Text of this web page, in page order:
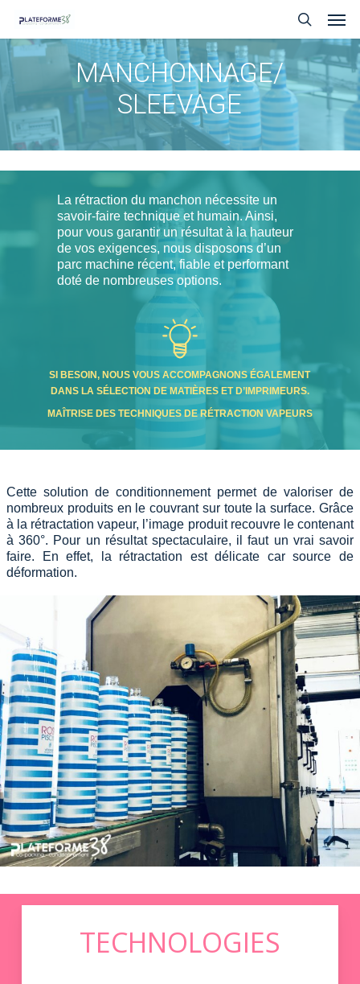
main
content
search
MANCHONNAGE/
SLEEVAGE
La rétraction du manchon nécessite un
savoir-faire technique et humain. Ainsi,
pour vous garantir un résultat à la hauteur
de vos exigences, nous disposons d’un
parc machine récent, fiable et performant
doté de nombreuses options.
SI BESOIN, NOUS VOUS ACCOMPAGNONS ÉGALEMENT
DANS LA SÉLECTION DE MATIÈRES ET D’IMPRIMEURS.
MAÎTRISE DES TECHNIQUES DE RÉTRACTION VAPEURS
Cette solution de conditionnement permet de valoriser de
nombreux produits en le couvrant sur toute la surface. Grâce
à la rétractation vapeur, l’image produit recouvre le contenant
à 360°. Pour un résultat spectaculaire, il faut un vrai savoir
faire. En effet, la rétractation est délicate car source de
déformation.
TECHNOLOGIES